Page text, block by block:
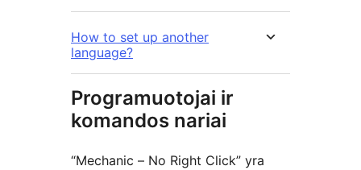
How to set up another
language?
Programuotojai ir
komandos nariai
“Mechanic – No Right Click” yra